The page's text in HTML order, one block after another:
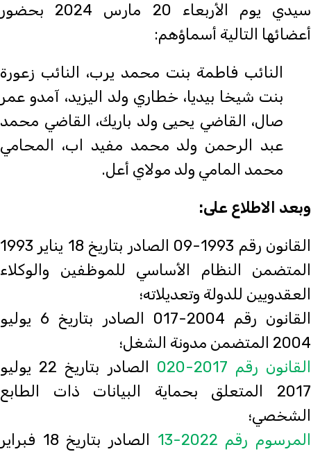
سيدي يوم الأربعاء 20 مارس 2024 بحضور
أعضائها التالية أسماؤهم:
النائب فاطمة بنت محمد يرب، النائب زعورة
بنت شيخا بيديا، خطاري ولد اليزيد، آمدو عمر
صال، القاضي يحيى ولد باريك، القاضي محمد
عبد الرحمن ولد محمد مفيد اب، المحامي
محمد المامي ولد مولاي أعل.
وبعد الاطلاع على:
القانون رقم 1993-09 الصادر بتاريخ 18 يناير 1993
المتضمن النظام الأساسي للموظفين والوكلاء
العقدويين للدولة وتعديلاته؛
القانون رقم 2004-017 الصادر بتاريخ 6 يوليو
2004 المتضمن مدونة الشغل؛
القانون رقم 2017-020
الصادر بتاريخ 22 يوليو
2017 المتعلق بحماية البيانات ذات الطابع
الشخصي؛
المرسوم رقم 2022-13
الصادر بتاريخ 18 فبراير